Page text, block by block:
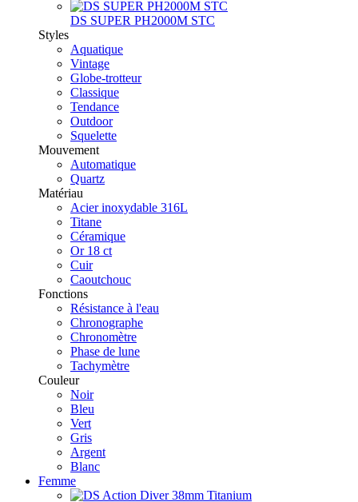
DS SUPER PH2000M STC
Styles
Aquatique
Vintage
Globe-trotteur
Classique
Tendance
Outdoor
Squelette
Mouvement
Automatique
Quartz
Matériau
Acier inoxydable 316L
Titane
Céramique
Or 18 ct
Cuir
Caoutchouc
Fonctions
Résistance à l'eau
Chronographe
Chronomètre
Phase de lune
Tachymètre
Couleur
Noir
Bleu
Vert
Gris
Argent
Blanc
Femme